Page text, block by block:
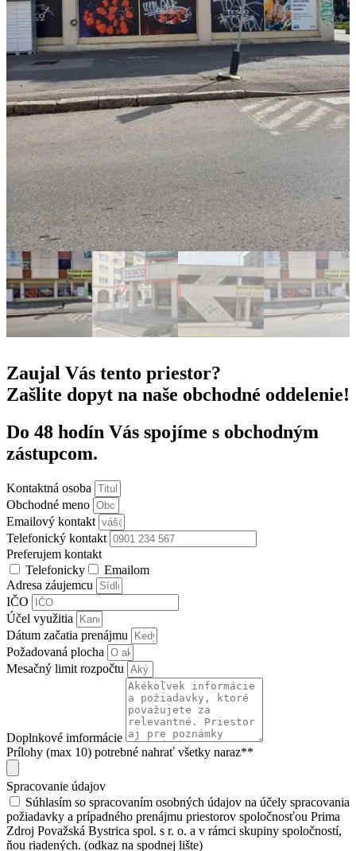
Zaujal Vás tento priestor?
Zašlite dopyt na naše obchodné oddelenie!
Do 48 hodín Vás spojíme s obchodným
zástupcom.
Kontaktná osoba
Obchodné meno
Emailový kontakt
Telefonický kontakt
Preferujem kontakt
Telefonicky
Emailom
Adresa záujemcu
IČO
Účel využitia
Dátum začatia prenájmu
Požadovaná plocha
Mesačný limit rozpočtu
Doplnkové imformácie
Prílohy (max 10) potrebné nahrať všetky naraz**
Spracovanie údajov
Súhlasím so spracovaním osobných údajov na účely spracovania
požiadavky a prípadného prenájmu priestorov spoločnosťou Prima
Zdroj Považská Bystrica spol. s r. o. a v rámci skupiny spoločností,
ňou riadených. (odkaz na spodnej lište)